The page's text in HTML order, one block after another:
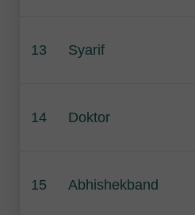
13 Syarif
14 Doktor
15 Abhishekband